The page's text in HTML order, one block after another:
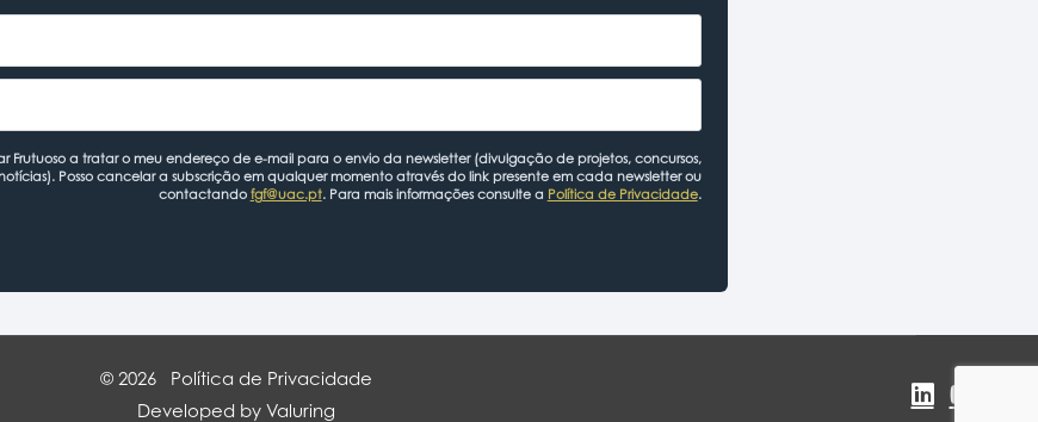
Frutuoso a tratar o meu endereço de e-mail para o envio da newsletter (divulgação de projetos, concursos,
Posso cancelar a subscrição em qualquer momento através do link presente em cada newsletter ou
contactando fgf@uac.pt. Para mais informações consulte a Política de Privacidade.
© 2026 Política de Privacidade
Developed by Valuring